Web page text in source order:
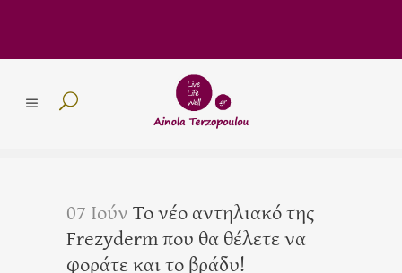
07 ΙούνΤο νέο αντηλιακό της
Frezyderm που θα θέλετε να
φοράτε και το βράδυ!